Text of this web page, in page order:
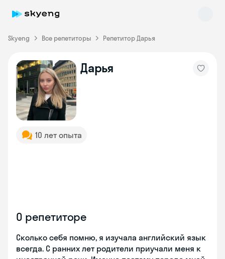
Skyeng Все репетиторы Репетитор Дарья
Дарья
10 лет опыта
О репетиторе
Сколько себя помню, я изучала английский язык
всегда. С ранних лет родители приучали меня к
Skyeng Chat
online